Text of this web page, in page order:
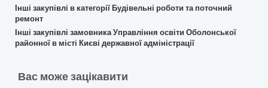
Інші закупівлі в категорії Будівельні роботи та поточний
ремонт
Інші закупівлі замовника Управління освіти Оболонської
районної в місті Києві державної адміністрації
Вас може зацікавити